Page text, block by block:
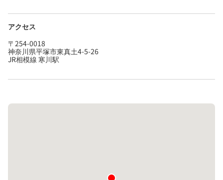
アクセス
〒254-0018
神奈川県平塚市東真土4-5-26
JR相模線 寒川駅